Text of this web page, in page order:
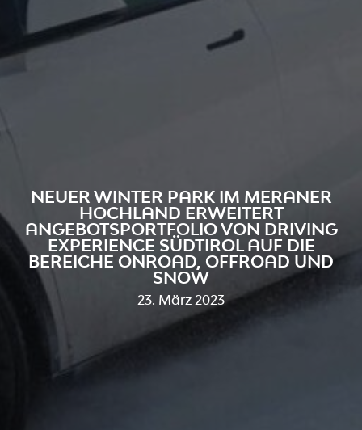
NEUER WINTER PARK IM MERANER
HOCHLAND ERWEITERT
ANGEBOTSPORTFOLIO VON DRIVING
EXPERIENCE SÜDTIROL AUF DIE
BEREICHE ONROAD, OFFROAD UND
SNOW
23. März 2023